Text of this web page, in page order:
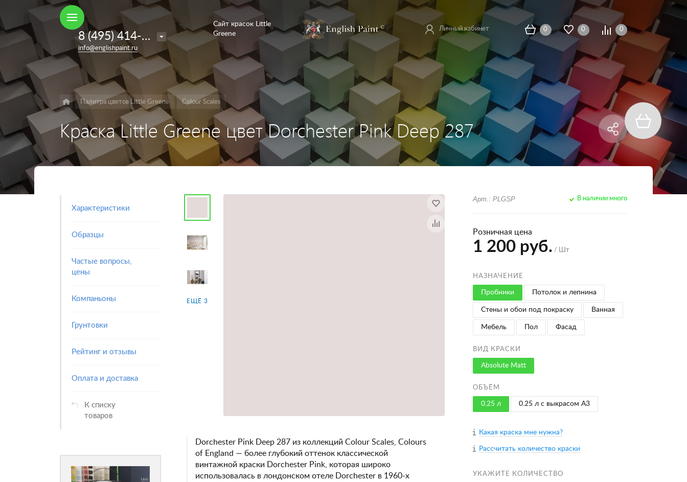
в каталоге
Например,
8 (495) 414-35-98
info@englishpaint.ru
Сайт красок Little
Greene
Личный кабинет 0 0 0
Палитра цветов Little Greene Colour Scales
Краска Little Greene цвет Dorchester Pink Deep 287
Характеристики
Образцы
Частые вопросы,
цены
Компаньоны
Грунтовки
Рейтинг и отзывы
Оплата и доставка
К списку
товаров
ЕЩЁ 3
Dorchester Pink Deep 287 из коллекций Colour Scales, Colours
of England — более глубокий оттенок классической
винтажной краски Dorchester Pink, которая широко
использовалась в лондонском отеле Dorchester в 1960-х
Арт.: PLGSP В наличии много
Розничная цена
1 200 руб. / Шт
НАЗНАЧЕНИЕ
Пробники Потолок и лепнина
Стены и обои под покраску Ванная
Мебель Пол Фасад
ВИД КРАСКИ
Absolute Matt
ОБЪЁМ
0.25 л 0.25 л с выкрасом A3
Какая краска мне нужна?
Рассчитать количество краски
УКАЖИТЕ КОЛИЧЕСТВО